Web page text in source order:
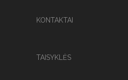
KONTAKTAI
TAISYKLĖS